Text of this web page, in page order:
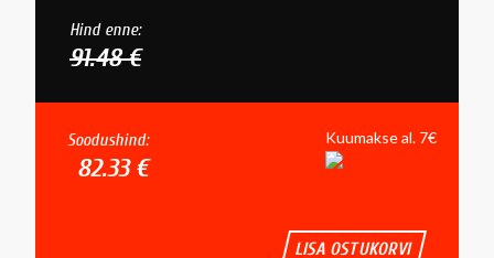
Hind enne:
91.48 €
Soodushind:
82.33 €
Kuumakse al. 7€
LISA OSTUKORVI